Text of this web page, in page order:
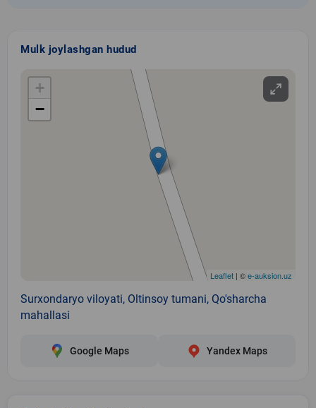
Mulk joylashgan hudud
+
−
Leaflet | ©e-auksion.uz
Surxondaryo viloyati, Oltinsoy tumani, Qo'sharcha
mahallasi
Google Maps Yandex Maps